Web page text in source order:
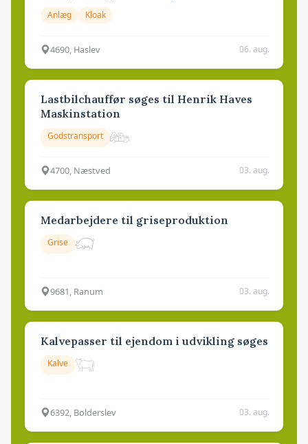
Anlæg Kloak
4690, Haslev 06. aug.
Lastbilchauffør søges til Henrik Haves
Maskinstation
Godstransport
4700, Næstved 03. aug.
Medarbejdere til griseproduktion
Grise
9681, Ranum 03. aug.
Kalvepasser til ejendom i udvikling søges
Kalve
6392, Bolderslev 03. aug.